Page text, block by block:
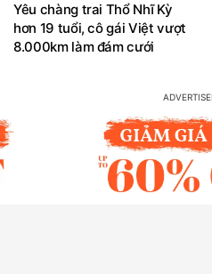
Yêu chàng trai Thổ Nhĩ Kỳ
hơn 19 tuổi, cô gái Việt vượt
8.000km làm đám cưới